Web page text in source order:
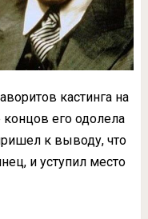
кастинга на
его одолела
к выводу, что
и уступил место